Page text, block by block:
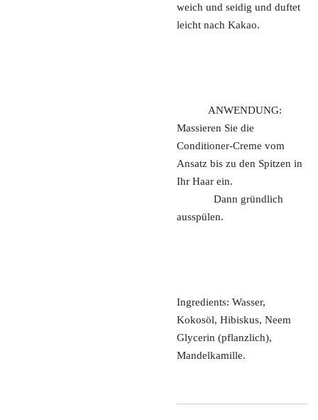
weich und seidig und duftet
leicht nach Kakao.
ANWENDUNG:
Massieren Sie die
Conditioner-Creme vom
Ansatz bis zu den Spitzen in
Ihr Haar ein.
Dann gründlich
ausspülen.
Ingredients: Wasser,
Kokosöl, Hibiskus, Neem
Glycerin (pflanzlich),
Mandelkamille.